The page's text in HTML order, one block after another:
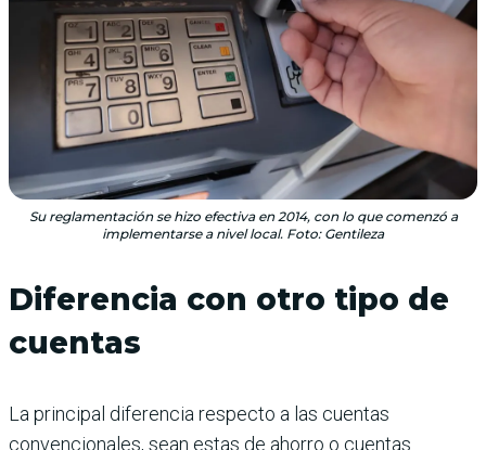
Su reglamentación se hizo efectiva en 2014, con lo que comenzó a
implementarse a nivel local. Foto: Gentileza
Diferencia con otro tipo de
cuentas
La principal diferencia respecto a las cuentas
convencionales, sean estas de ahorro o cuentas